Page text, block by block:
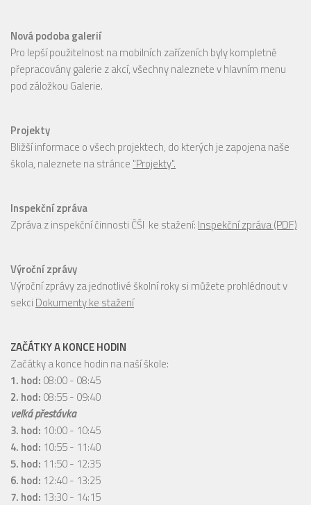
Nová podoba galerií
Pro lepší použitelnost na mobilních zařízeních byly kompletně
přepracovány galerie z akcí, všechny naleznete v hlavním menu
pod záložkou Galerie.
Projekty
Bližší informace o všech projektech, do kterých je zapojena naše
škola, naleznete na stránce "Projekty".
Inspekční zpráva
Zpráva z inspekční činnosti ČŠI ke stažení: Inspekční zpráva (PDF)
Výroční zprávy
Výroční zprávy za jednotlivé školní roky si můžete prohlédnout v
sekci Dokumenty ke stažení
ZAČÁTKY A KONCE HODIN
Začátky a konce hodin na naší škole:
1. hod: 08:00 - 08:45
2. hod: 08:55 - 09:40
velká přestávka
3. hod: 10:00 - 10:45
4. hod: 10:55 - 11:40
5. hod: 11:50 - 12:35
6. hod: 12:40 - 13:25
7. hod: 13:30 - 14:15